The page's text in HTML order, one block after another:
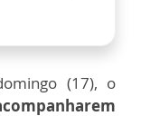
(17), o